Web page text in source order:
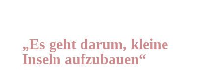
„Es geht darum, kleine
Inseln aufzubauen“